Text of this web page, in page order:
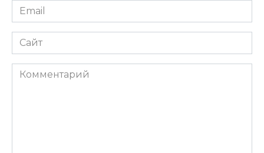
Email
Сайт
Комментарий